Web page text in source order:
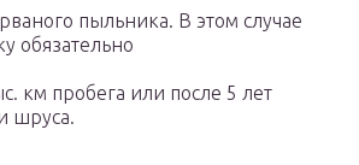
пыльника. В этом случае
обязательно
км пробега или после 5 лет
шруса.